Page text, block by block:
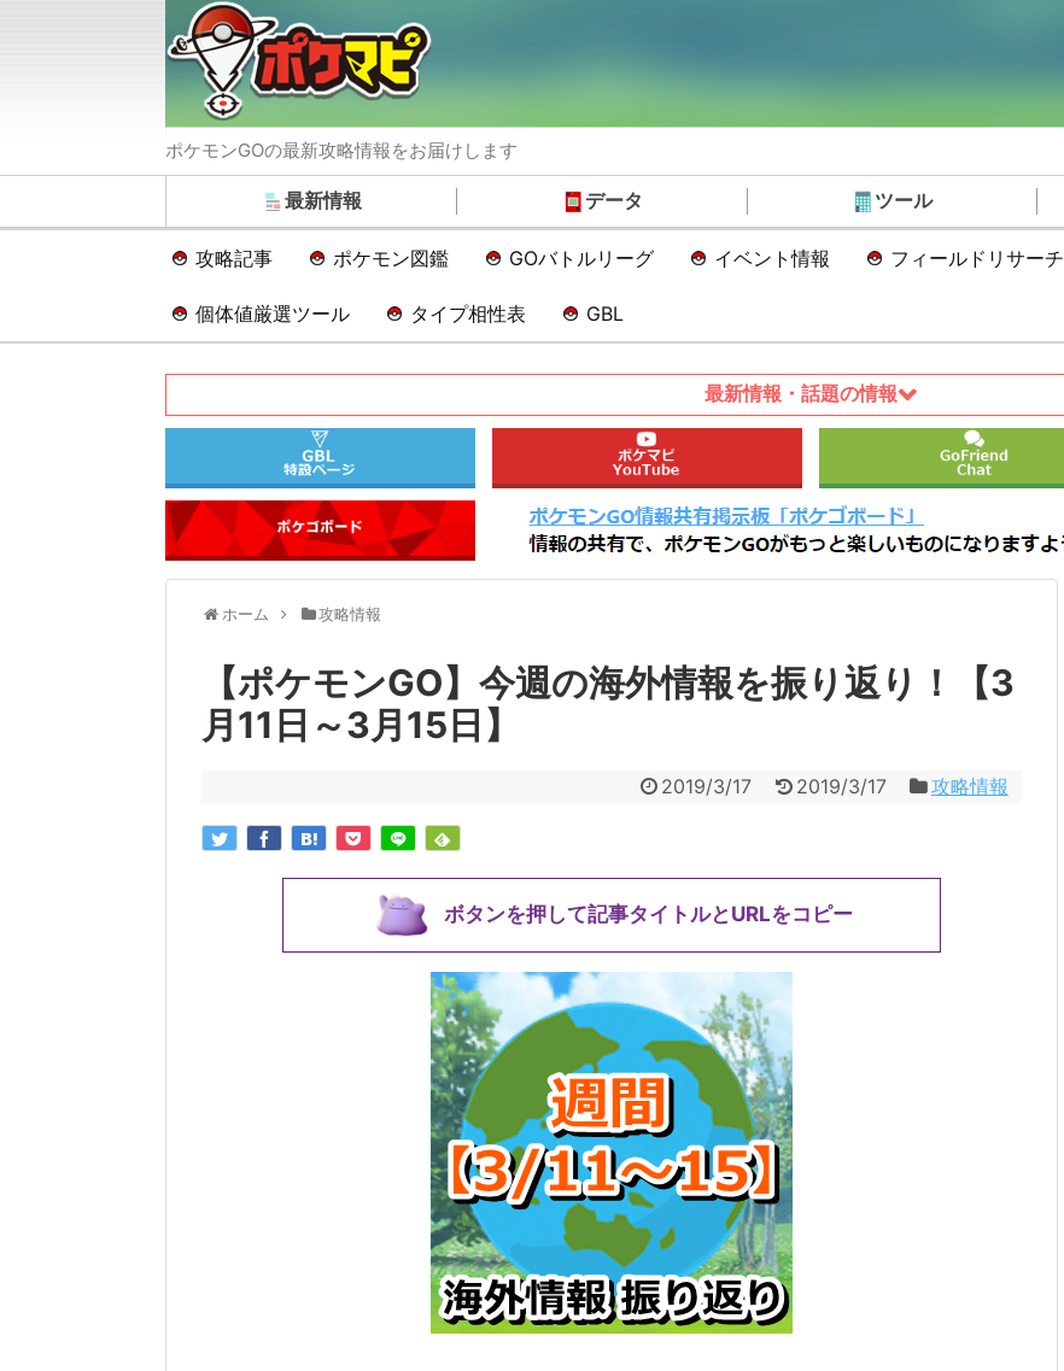
ポケモンGOの最新攻略情報をお届けします
最新情報 データ ツール
攻略記事 ポケモン図鑑 GOバトルリーグ イベント情報 フィールドリサーチ
個体値厳選ツール タイプ相性表 GBL
最新情報・話題の情報
ホーム 攻略情報
【ポケモンGO】今週の海外情報を振り返り！【3
月11日～3月15日】
2019/3/17 2019/3/17 攻略情報
ボタンを押して記事タイトルとURLをコピー